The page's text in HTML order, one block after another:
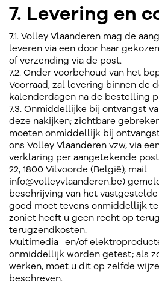
7. Levering en
7.1. Volley Vlaanderen mag de
leveren via een door haar
of verzending via de post.
7.2. Onder voorbehoud van het
Voorraad, zal levering binnen de
kalenderdagen na de bestelling
7.3. Onmiddellijke bij ontvangst
deze nakijken; zichtbare
moeten onmiddellijk bij
ons Volley Vlaanderen vzw, via
verklaring per aangetekende
22, 1800 Vilvoorde (België), mail
info@volleyvlaanderen.be)
beschrijving van het
goed moet tevens onmiddellijk
zoniet heeft u geen recht op
terugzendkosten.
Multimedia- en/of
onmiddellijk worden getest; als
werken, moet u dit op zelfde
beschreven.